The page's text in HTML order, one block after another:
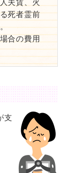
夫賃、火
死者霊前
合の費用
支